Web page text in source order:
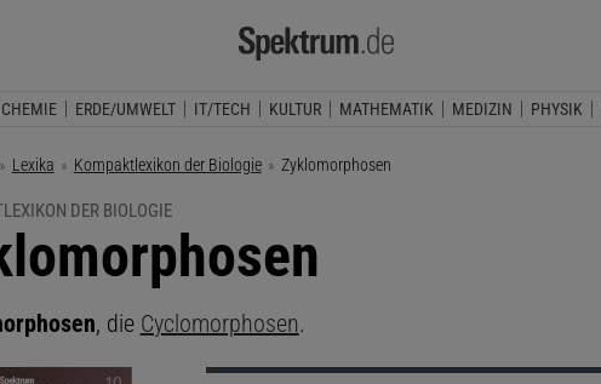
CHEMIE ERDE/UMWELT IT/TECH KULTUR MATHEMATIK MEDIZIN PHYSIK
Lexika Kompaktlexikon der Biologie Aktuelle Seite:
Zyklomorphosen
DER BIOLOGIE
, die Cyclomorphosen.